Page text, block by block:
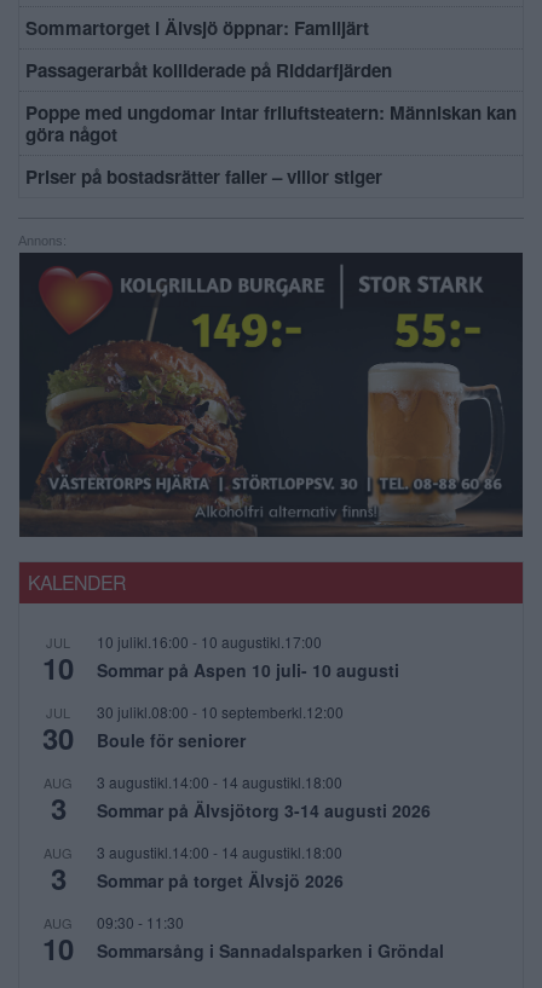
Sommartorget i Älvsjö öppnar: Familjärt
Passagerarbåt kolliderade på Riddarfjärden
Poppe med ungdomar intar friluftsteatern: Människan kan
göra något
Priser på bostadsrätter faller – villor stiger
Annons:
KALENDER
JUL
10
10 julikl.16:00 - 10 augustikl.17:00
Sommar på Aspen 10 juli- 10 augusti
JUL
30
30 julikl.08:00 - 10 septemberkl.12:00
Boule för seniorer
AUG
3
3 augustikl.14:00 - 14 augustikl.18:00
Sommar på Älvsjötorg 3-14 augusti 2026
AUG
3
3 augustikl.14:00 - 14 augustikl.18:00
Sommar på torget Älvsjö 2026
AUG
10
09:30 - 11:30
Sommarsång i Sannadalsparken i Gröndal